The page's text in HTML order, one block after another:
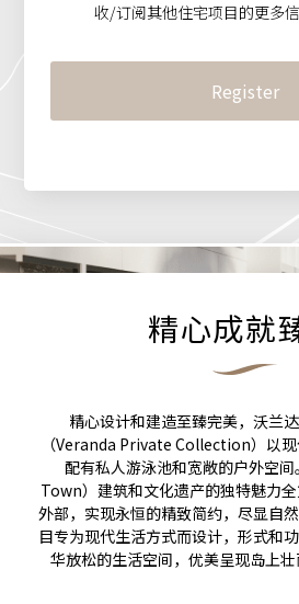
收/订阅其他住宅项目的更多
精心成就
精心设计和建造至臻完美，沃兰
（Veranda Private Collection）以现
配有私人游泳池和宽敞的户外空
Town）建筑和文化遗产的独特魅力
外部，实现永恒的精致简约，尽显自
目专为现代生活方式而设计，形式和
华放松的生活空间，优美呈现岛上